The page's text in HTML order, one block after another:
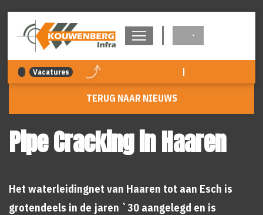
Vacatures |
TERUG NAAR NIEUWS
Pipe Cracking in Haaren
Het waterleidingnet van Haaren tot aan Esch is
grotendeels in de jaren `30 aangelegd en is